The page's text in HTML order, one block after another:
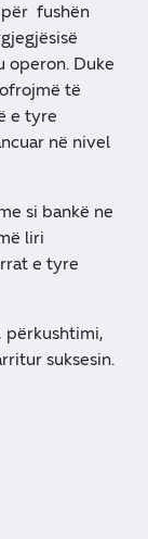
për fushën
operon. Duke
të
e tyre
në nivel
si bankë ne
liri
e tyre
përkushtimi,
suksesin.